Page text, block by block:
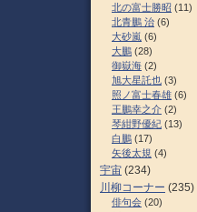
北の富士勝昭 (11)
北青鵬 治 (6)
大砂嵐 (6)
大鵬 (28)
御嶽海 (2)
旭大星託也 (3)
照ノ富士春雄 (6)
王鵬幸之介 (2)
琴紺野優紀 (13)
白鵬 (17)
矢後太規 (4)
宇宙 (234)
川柳コーナー (235)
俳句会 (20)